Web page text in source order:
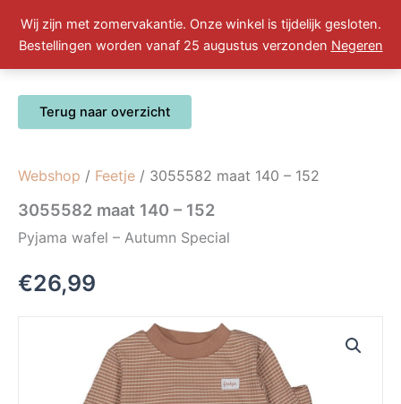
Wij zijn met zomervakantie. Onze winkel is tijdelijk gesloten.
Bestellingen worden vanaf 25 augustus verzonden Negeren
naar
inhoud
0
Webshop / Feetje / 3055582 maat 140 – 152
3055582 maat 140 – 152
Pyjama wafel – Autumn Special
€26,99